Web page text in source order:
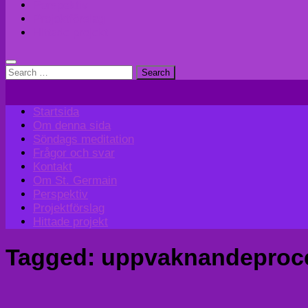
Search
Startsida
Om denna sida
Söndags meditation
Frågor och svar
Kontakt
Om St. Germain
Perspektiv
Projektförslag
Hittade projekt
Tagged: